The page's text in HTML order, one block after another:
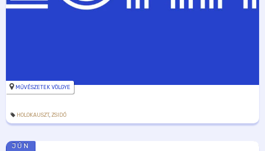
MŰVÉSZETEK VÖLGYE
HOLOKAUSZT, ZSIDÓ
JÚN